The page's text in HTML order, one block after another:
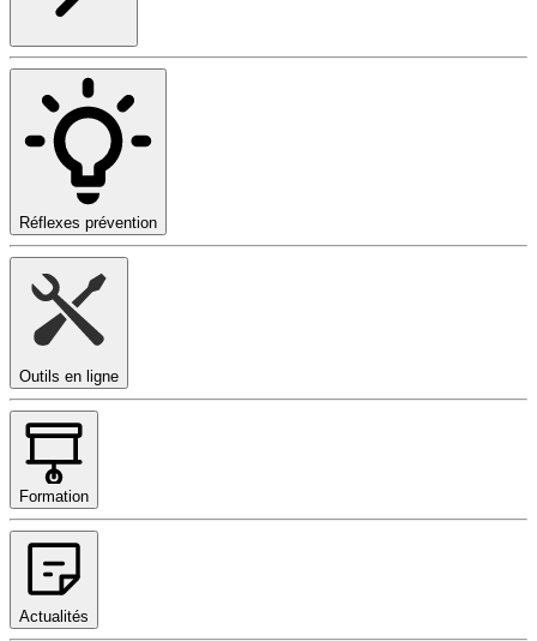
Réflexes prévention
Outils en ligne
Formation
Actualités